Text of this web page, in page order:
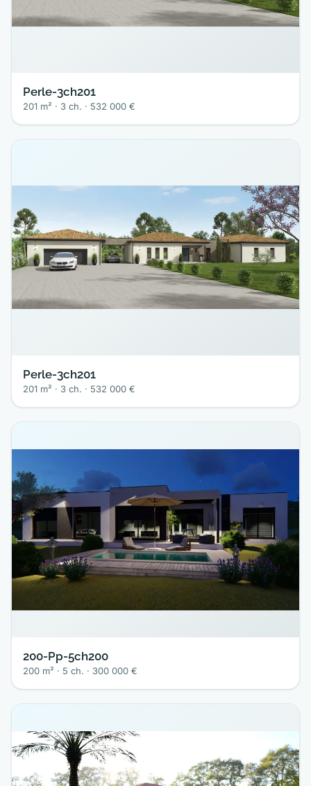
Perle-3ch201
201 m² · 3 ch. · 532 000 €
Perle-3ch201
201 m² · 3 ch. · 532 000 €
200-Pp-5ch200
200 m² · 5 ch. · 300 000 €